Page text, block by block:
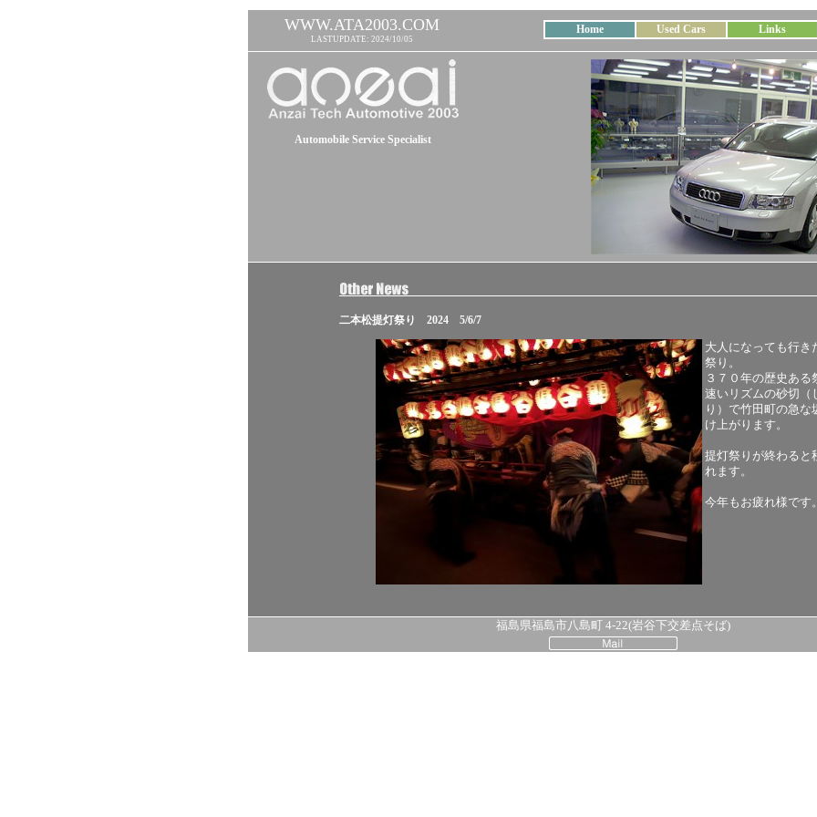
WWW.ATA2003.COM
LASTUPDATE: 2024/10/05
Home Used Cars Links
Automobile Service Specialist
二本松提灯祭り 2024 5/6/7
大人になっても行き
祭り。
３７０年の歴史ある
速いリズムの砂切（
り）で竹田町の急な
け上がります。
提灯祭りが終わると
れます。
今年もお疲れ様です。
福島県福島市八島町 4-22(岩谷下交差点そば)